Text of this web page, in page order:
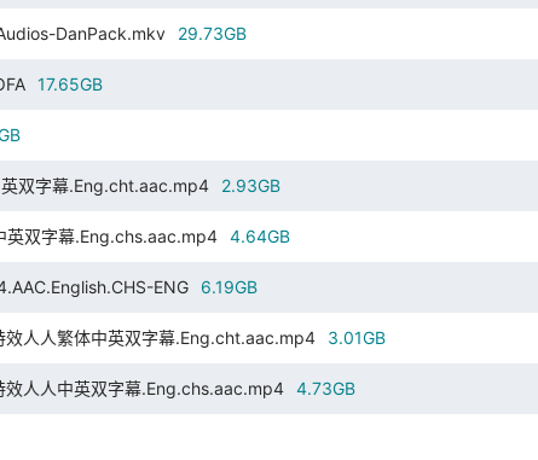
DanPack.mkv 29.73GB
17.65GB
双字幕.Eng.cht.aac.mp4 2.93GB
双字幕.Eng.chs.aac.mp4 4.64GB
ENG 6.19GB
人人繁体中英双字幕.Eng.cht.aac.mp4 3.01GB
人人中英双字幕.Eng.chs.aac.mp4 4.73GB